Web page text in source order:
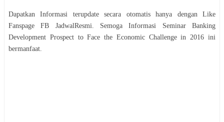
Dapatkan Informasi terupdate secara otomatis hanya dengan Like
Fanspage FB JadwalResmi. Semoga Informasi Seminar
Banking
Development Prospect to Face the Economic Challenge in 2016 ini
bermanfaat.